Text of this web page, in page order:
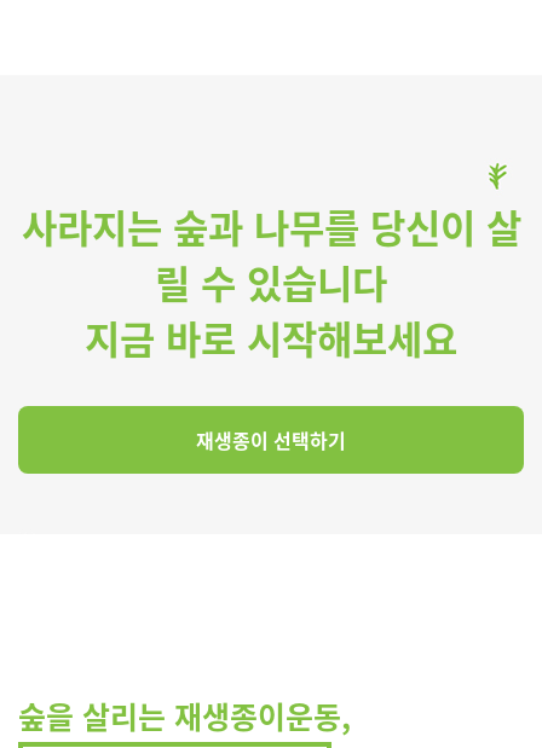
사라지는 숲과 나무를 당신이 살
릴 수 있습니다
지금 바로 시작해보세요
재생종이 선택하기
숲을 살리는 재생종이운동,